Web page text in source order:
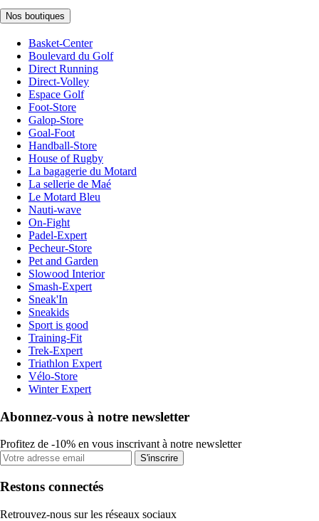
Nos boutiques
Basket-Center
Boulevard du Golf
Direct Running
Direct-Volley
Espace Golf
Foot-Store
Galop-Store
Goal-Foot
Handball-Store
House of Rugby
La bagagerie du Motard
La sellerie de Maé
Le Motard Bleu
Nauti-wave
On-Fight
Padel-Expert
Pecheur-Store
Pet and Garden
Slowood Interior
Smash-Expert
Sneak'In
Sneakids
Sport is good
Training-Fit
Trek-Expert
Triathlon Expert
Vélo-Store
Winter Expert
Abonnez-vous à notre newsletter
Profitez de -10% en vous inscrivant à notre newsletter
S'inscrire
Restons connectés
Retrouvez-nous sur les réseaux sociaux